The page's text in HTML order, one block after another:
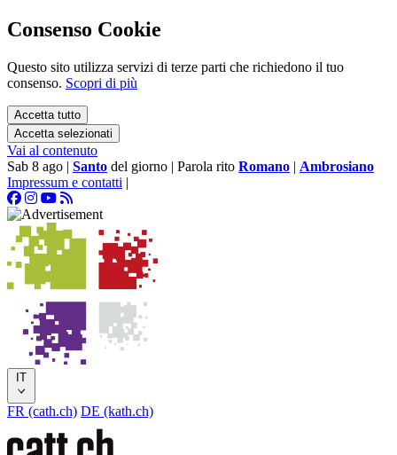
Consenso Cookie
Questo sito utilizza servizi di terze parti che richiedono il tuo
consenso. Scopri di più
Accetta tutto
Accetta selezionati
Vai al contenuto
Sab 8 ago | Santo del giorno | Parola rito Romano | Ambrosiano
Impressum e contatti |
IT
FR (cath.ch) DE (kath.ch)